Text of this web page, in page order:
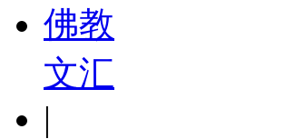
佛教
文汇
|